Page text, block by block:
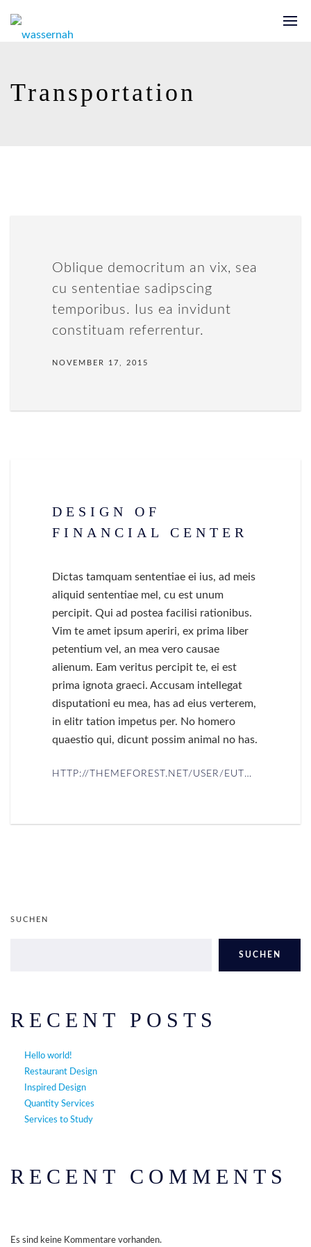
Transportation
Oblique democritum an vix, sea
cu sententiae sadipscing
temporibus. Ius ea invidunt
constituam referrentur.
NOVEMBER 17, 2015
DESIGN OF
FINANCIAL CENTER
Dictas tamquam sententiae ei ius, ad meis
aliquid sententiae mel, cu est unum
percipit. Qui ad postea facilisi rationibus.
Vim te amet ipsum aperiri, ex prima liber
petentium vel, an mea vero causae
alienum. Eam veritus percipit te, ei est
prima ignota graeci. Accusam intellegat
disputationi eu mea, has ad eius verterem,
in elitr tation impetus per. No homero
quaestio qui, dicunt possim animal no has.
HTTP://THEMEFOREST.NET/USER/EUTHEMIANS
SUCHEN
SUCHEN
RECENT POSTS
Hello world!
Restaurant Design
Inspired Design
Quantity Services
Services to Study
RECENT COMMENTS
Es sind keine Kommentare vorhanden.